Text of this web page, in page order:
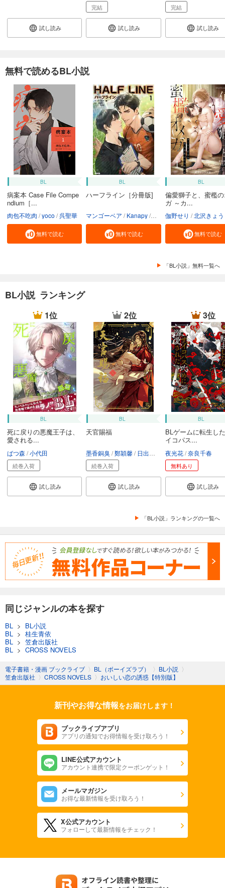
試し読み
完結
試し読み
完結
試し読み
無料で読めるBL小説
BL
病案本 Case File Compe
ndium［...
肉包不吃肉 yoco 呉聖華
無料で読む
BL
ハーフライン［分冊版]
マンゴーベア Kanapy 加藤智子
無料で読む
BL
偏愛獅子と、蜜檻
ガ ～カ...
伽野せり 北沢きょう
無料で読む
「BL小説」無料一覧へ
BL小説 ランキング
1位
BL
死に戻りの悪魔王子は、
愛される...
ばつ森 小代田
続巻入荷
試し読み
2位
BL
天官賜福
墨香銅臭 鄭穎馨 日出的小太陽
続巻入荷
試し読み
3位
BL
BLゲームに転生し
イコパス...
夜光花 奈良千春
無料あり
試し読み
「BL小説」ランキングの一覧へ
同じジャンルの本を探す
BL > BL小説
BL > 桂生青依
BL > 笠倉出版社
BL > CROSS NOVELS
電子書籍・漫画 ブックライブ 〉 BL（ボーイズラブ） 〉 BL小説 〉
笠倉出版社 〉 CROSS NOVELS 〉 おいしい恋の誘惑【特別版】
新刊やお得な情報をお届けします！
ブックライブアプリ
アプリの通知でお得情報を受け取ろう！
LINE公式アカウント
アカウント連携で限定クーポンゲット！
メールマガジン
お得な最新情報を受け取ろう！
X公式アカウント
フォローして最新情報をチェック！